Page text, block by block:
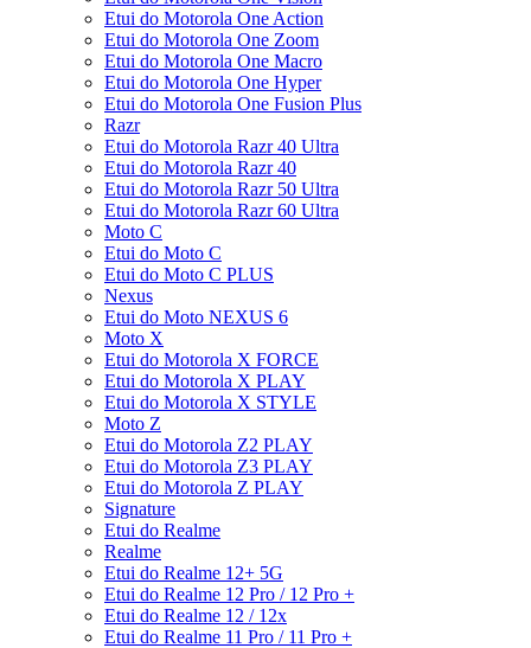
Etui do Motorola One Action
Etui do Motorola One Zoom
Etui do Motorola One Macro
Etui do Motorola One Hyper
Etui do Motorola One Fusion Plus
Razr
Etui do Motorola Razr 40 Ultra
Etui do Motorola Razr 40
Etui do Motorola Razr 50 Ultra
Etui do Motorola Razr 60 Ultra
Moto C
Etui do Moto C
Etui do Moto C PLUS
Nexus
Etui do Moto NEXUS 6
Moto X
Etui do Motorola X FORCE
Etui do Motorola X PLAY
Etui do Motorola X STYLE
Moto Z
Etui do Motorola Z2 PLAY
Etui do Motorola Z3 PLAY
Etui do Motorola Z PLAY
Signature
Etui do Realme
Realme
Etui do Realme 12+ 5G
Etui do Realme 12 Pro / 12 Pro +
Etui do Realme 12 / 12x
Etui do Realme 11 Pro / 11 Pro +